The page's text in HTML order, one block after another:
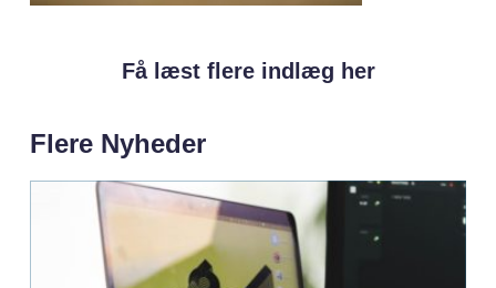
Få læst flere indlæg her
Flere Nyheder